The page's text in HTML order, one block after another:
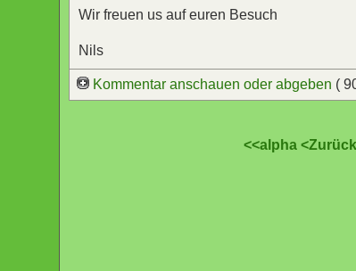
Wir freuen us auf euren Besuch
Nils
Kommentar anschauen oder abgeben (
<<alpha<Zurück